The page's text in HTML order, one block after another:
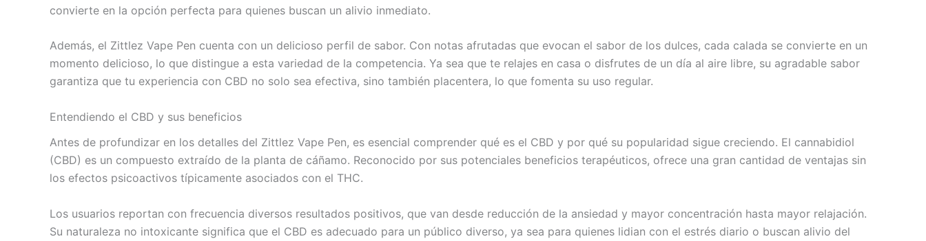
convierte en la opción perfecta para quienes buscan un alivio inmediato.
Además, el Zittlez Vape Pen cuenta con un delicioso perfil de sabor. Con notas afrutadas que evocan el sabor de los dulces, cada calada se convierte en un
momento delicioso, lo que distingue a esta variedad de la competencia. Ya sea que te relajes en casa o disfrutes de un día al aire libre, su agradable sabor
garantiza que tu experiencia con CBD no solo sea efectiva, sino también placentera, lo que fomenta su uso regular.
Entendiendo el CBD y sus beneficios
Antes de profundizar en los detalles del Zittlez Vape Pen, es esencial comprender qué es el CBD y por qué su popularidad sigue creciendo. El cannabidiol
(CBD) es un compuesto extraído de la planta de cáñamo. Reconocido por sus potenciales beneficios terapéuticos, ofrece una gran cantidad de ventajas sin
los efectos psicoactivos típicamente asociados con el THC.
Los usuarios reportan con frecuencia diversos resultados positivos, que van desde reducción de la ansiedad y mayor concentración hasta mayor relajación.
Su naturaleza no intoxicante significa que el CBD es adecuado para un público diverso, ya sea para quienes lidian con el estrés diario o buscan alivio del